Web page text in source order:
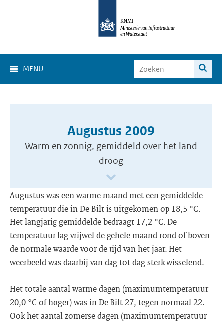
MENU
Augustus 2009
Warm en zonnig, gemiddeld over het land
droog
Augustus was een warme maand met een gemiddelde
temperatuur die in De Bilt is uitgekomen op 18,5 °C.
Het langjarig gemiddelde bedraagt 17,2 °C. De
temperatuur lag vrijwel de gehele maand rond of boven
de normale waarde voor de tijd van het jaar. Het
weerbeeld was daarbij van dag tot dag sterk wisselend.
Het totale aantal warme dagen (maximumtemperatuur
20,0 °C of hoger) was in De Bilt 27, tegen normaal 22.
Ook het aantal zomerse dagen (maximumtemperatuur